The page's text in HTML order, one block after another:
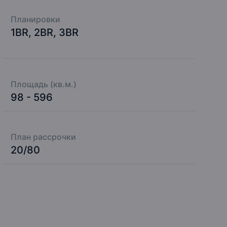
Планировки
1BR, 2BR, 3BR
Площадь (кв.м.)
98 - 596
План рассрочки
20/80